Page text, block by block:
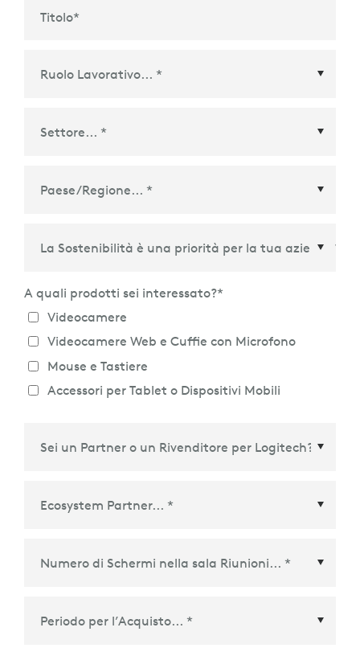
Titolo*
Paese/Regione
A quali prodotti sei interessato?*
Videocamere
Videocamere Web e Cuffie con Microfono
Mouse e Tastiere
Accessori per Tablet o Dispositivi Mobili